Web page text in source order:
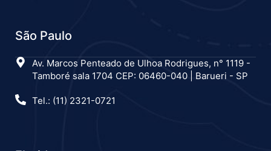
São Paulo
Av. Marcos Penteado de Ulhoa Rodrigues, n° 1119 -
Tamboré sala 1704 CEP: 06460-040 | Barueri - SP
Tel.: (11) 2321-0721